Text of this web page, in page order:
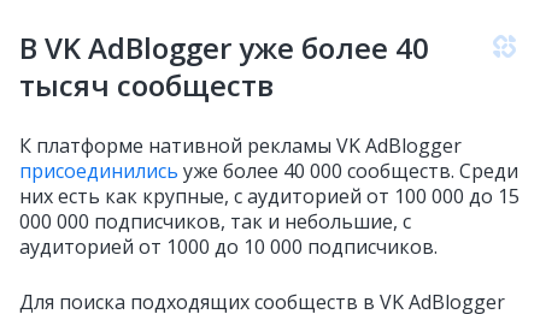
В VK AdBlogger уже более 40
тысяч сообществ
К платформе нативной рекламы VK AdBlogger
присоединились уже более 40 000 сообществ. Среди
них есть как крупные, с аудиторией от 100 000 до 15
000 000 подписчиков, так и небольшие, с
аудиторией от 1000 до 10 000 подписчиков.
Для поиска подходящих сообществ в VK AdBlogger